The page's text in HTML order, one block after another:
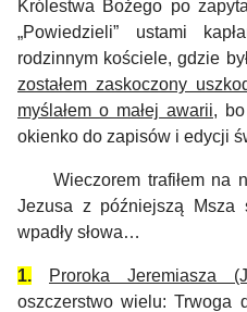
Królestwa Bożego po
„Powiedzieli” ustami
rodzinnym kościele, gdzie
zostałem zaskoczony
myślałem o małej awarii,
okienko do zapisów i edycji
Wieczorem trafiłem na
Jezusa z późniejszą Msza
wpadły słowa…
1. Proroka Jeremiasza
oszczerstwo wielu: Trwoga